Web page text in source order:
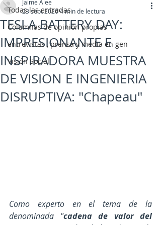
Todas las entradas
Columnas de opinión propias
entrevistas , prensa y media en gen
Visión Social
TESLA BATTERY DAY:
IMPRESIONANTE E
INSPIRADORA MUESTRA
DE VISION E INGENIERIA
DISRUPTIVA: "Chapeau"
Jaime Alee
23 sept 20204 min de lectura
Como experto en el tema de la
denominada "cadena de valor del